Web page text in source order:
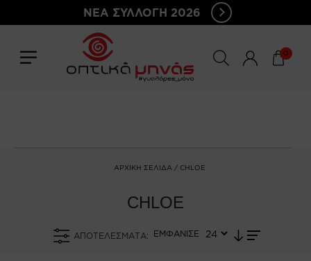
ΝΕΑ ΣΥΛΛΟΓΗ 2026
0
ΑΡΧΙΚΉ ΣΕΛΊΔΑ / CHLOE
CHLOE
ΑΠΟΤΕΛΈΣΜΑΤΑ: ΕΜΦΑΝΙΣΕ